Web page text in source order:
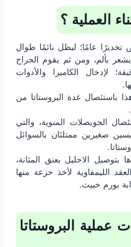
العملية ؟
تخديرًا عامًا؛ ليظل نائمًا طوال
يشعر بألم، ومن ثم يقوم الجراح
لإدخال الكاميرا والأدوات
باستئصال غدة البروستاتا من
الحويصلات المنوية، والتي
صغيرين ممتلئان بالسوائل
بتوصيل الاحليل بعنق المثانة،
الليمفاوية لأخذ خزعة منها
بورم خبيث.
عملية البروستاتا